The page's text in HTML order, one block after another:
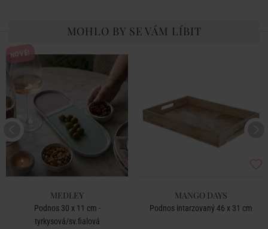
MOHLO BY SE VÁM LÍBIT
NOVÉ!
MEDLEY
Podnos 30 x 11 cm -
tyrkysová/sv.fialová
MANGO DAYS
Podnos intarzovaný 46 x 31 cm